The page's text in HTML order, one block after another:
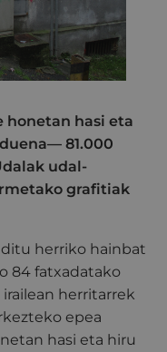
honetan hasi eta
81.000
udal-
grafitiak
herriko hainbat
84 fatxadatako
herritarrek
epea
hasi eta hiru